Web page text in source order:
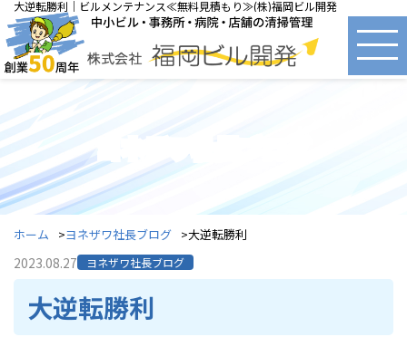
大逆転勝利｜ビルメンテナンス≪無料見積もり≫(株)福岡ビル開発
ヨネザワ社長ブログ
ホーム ヨネザワ社長ブログ 大逆転勝利
2023.08.27 ヨネザワ社長ブログ
大逆転勝利